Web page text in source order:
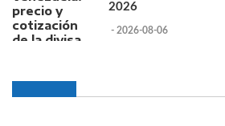
2026
- 2026-08-06